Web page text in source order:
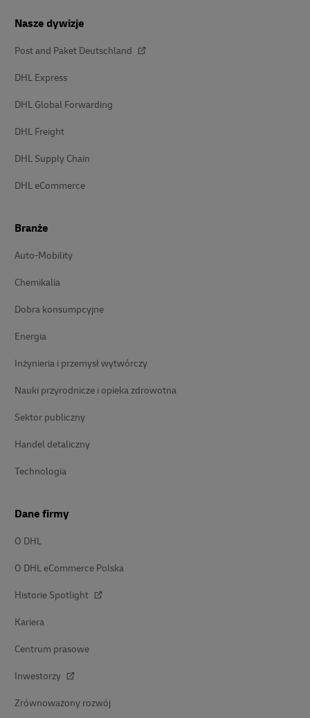
Nasze dywizje
Post and Paket Deutschland
DHL Express
DHL Global Forwarding
DHL Freight
DHL Supply Chain
DHL eCommerce
Branże
Auto-Mobility
Chemikalia
Dobra konsumpcyjne
Energia
Inżynieria i przemysł wytwórczy
Nauki przyrodnicze i opieka zdrowotna
Sektor publiczny
Handel detaliczny
Technologia
Dane firmy
O DHL
O DHL eCommerce Polska
Historie Spotlight
Kariera
Centrum prasowe
Inwestorzy
Zrównoważony rozwój